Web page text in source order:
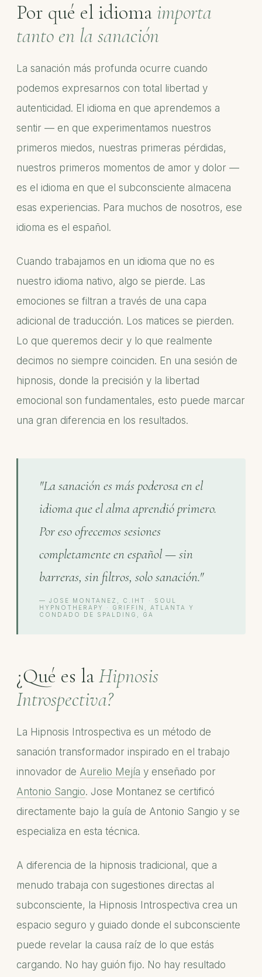
Por qué el idioma importa
tanto en la sanación
La sanación más profunda ocurre cuando
podemos expresarnos con total libertad y
autenticidad. El idioma en que aprendemos a
sentir — en que experimentamos nuestros
primeros miedos, nuestras primeras pérdidas,
nuestros primeros momentos de amor y dolor —
es el idioma en que el subconsciente almacena
esas experiencias. Para muchos de nosotros, ese
idioma es el español.
Cuando trabajamos en un idioma que no es
nuestro idioma nativo, algo se pierde. Las
emociones se filtran a través de una capa
adicional de traducción. Los matices se pierden.
Lo que queremos decir y lo que realmente
decimos no siempre coinciden. En una sesión de
hipnosis, donde la precisión y la libertad
emocional son fundamentales, esto puede marcar
una gran diferencia en los resultados.
"La sanación es más poderosa en el
idioma que el alma aprendió primero.
Por eso ofrecemos sesiones
completamente en español — sin
barreras, sin filtros, solo sanación."
— JOSE MONTANEZ, C.IHT · SOUL
HYPNOTHERAPY · GRIFFIN, ATLANTA Y
CONDADO DE SPALDING, GA
¿Qué es laHipnosis
Introspectiva?
La Hipnosis Introspectiva es un método de
sanación transformador inspirado en el trabajo
innovador de Aurelio Mejía y enseñado por
Antonio Sangio. Jose Montanez se certificó
directamente bajo la guía de Antonio Sangio y se
especializa en esta técnica.
A diferencia de la hipnosis tradicional, que a
menudo trabaja con sugestiones directas al
subconsciente, la Hipnosis Introspectiva crea un
espacio seguro y guiado donde el subconsciente
puede revelar la causa raíz de lo que estás
cargando. No hay guión fijo. No hay resultado